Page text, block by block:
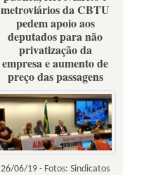
metroviários da CBTU
pedem apoio aos
deputados para não
privatização da
empresa e aumento de
preço das passagens
26/06/19 - Fotos: Sindicatos